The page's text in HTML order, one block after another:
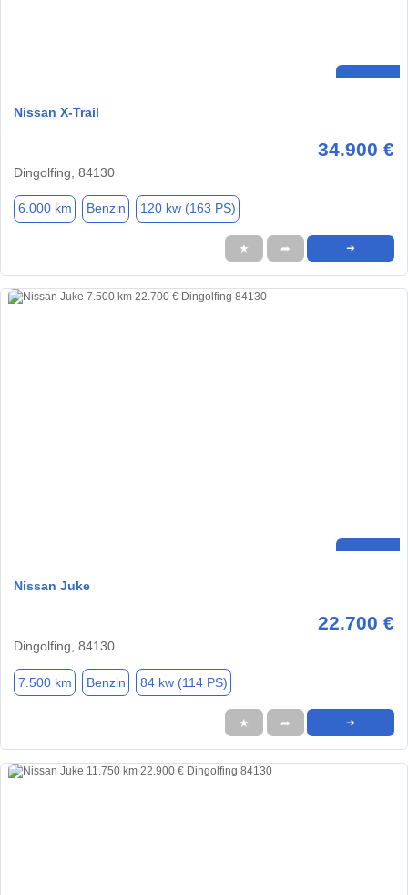
Nissan X-Trail
34.900 €
Dingolfing, 84130
6.000 km Benzin 120 kw (163 PS)
★ ➦ ➜
Nissan Juke
22.700 €
Dingolfing, 84130
7.500 km Benzin 84 kw (114 PS)
★ ➦ ➜